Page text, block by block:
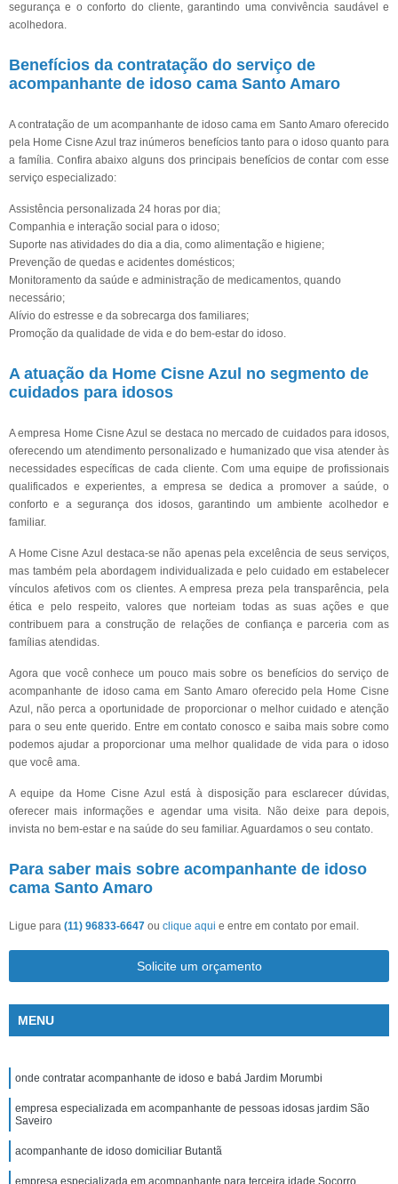
segurança e o conforto do cliente, garantindo uma convivência saudável e
acolhedora.
Benefícios da contratação do serviço de
acompanhante de idoso cama Santo Amaro
A contratação de um acompanhante de idoso cama em Santo Amaro oferecido
pela Home Cisne Azul traz inúmeros benefícios tanto para o idoso quanto para
a família. Confira abaixo alguns dos principais benefícios de contar com esse
serviço especializado:
Assistência personalizada 24 horas por dia;
Companhia e interação social para o idoso;
Suporte nas atividades do dia a dia, como alimentação e higiene;
Prevenção de quedas e acidentes domésticos;
Monitoramento da saúde e administração de medicamentos, quando
necessário;
Alívio do estresse e da sobrecarga dos familiares;
Promoção da qualidade de vida e do bem-estar do idoso.
A atuação da Home Cisne Azul no segmento de
cuidados para idosos
A empresa Home Cisne Azul se destaca no mercado de cuidados para idosos,
oferecendo um atendimento personalizado e humanizado que visa atender às
necessidades específicas de cada cliente. Com uma equipe de profissionais
qualificados e experientes, a empresa se dedica a promover a saúde, o
conforto e a segurança dos idosos, garantindo um ambiente acolhedor e
familiar.
A Home Cisne Azul destaca-se não apenas pela excelência de seus serviços,
mas também pela abordagem individualizada e pelo cuidado em estabelecer
vínculos afetivos com os clientes. A empresa preza pela transparência, pela
ética e pelo respeito, valores que norteiam todas as suas ações e que
contribuem para a construção de relações de confiança e parceria com as
famílias atendidas.
Agora que você conhece um pouco mais sobre os benefícios do serviço de
acompanhante de idoso cama em Santo Amaro oferecido pela Home Cisne
Azul, não perca a oportunidade de proporcionar o melhor cuidado e atenção
para o seu ente querido. Entre em contato conosco e saiba mais sobre como
podemos ajudar a proporcionar uma melhor qualidade de vida para o idoso
que você ama.
A equipe da Home Cisne Azul está à disposição para esclarecer dúvidas,
oferecer mais informações e agendar uma visita. Não deixe para depois,
invista no bem-estar e na saúde do seu familiar. Aguardamos o seu contato.
Para saber mais sobre acompanhante de idoso
cama Santo Amaro
Ligue para (11) 96833-6647 ou clique aqui e entre em contato por email.
Solicite um orçamento
MENU
onde contratar acompanhante de idoso e babá Jardim Morumbi
empresa especializada em acompanhante de pessoas idosas jardim São
Saveiro
acompanhante de idoso domiciliar Butantã
empresa especializada em acompanhante para terceira idade Socorro